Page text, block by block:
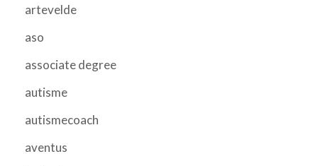
artevelde
aso
associate degree
autisme
autismecoach
aventus